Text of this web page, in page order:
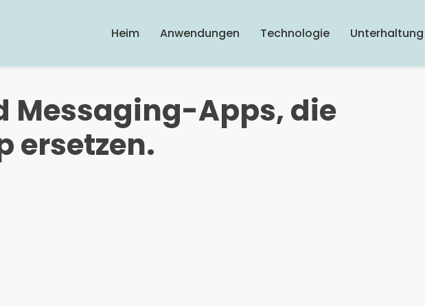
Heim Anwendungen Technologie Unterhaltung
Messaging-Apps, die
ersetzen.